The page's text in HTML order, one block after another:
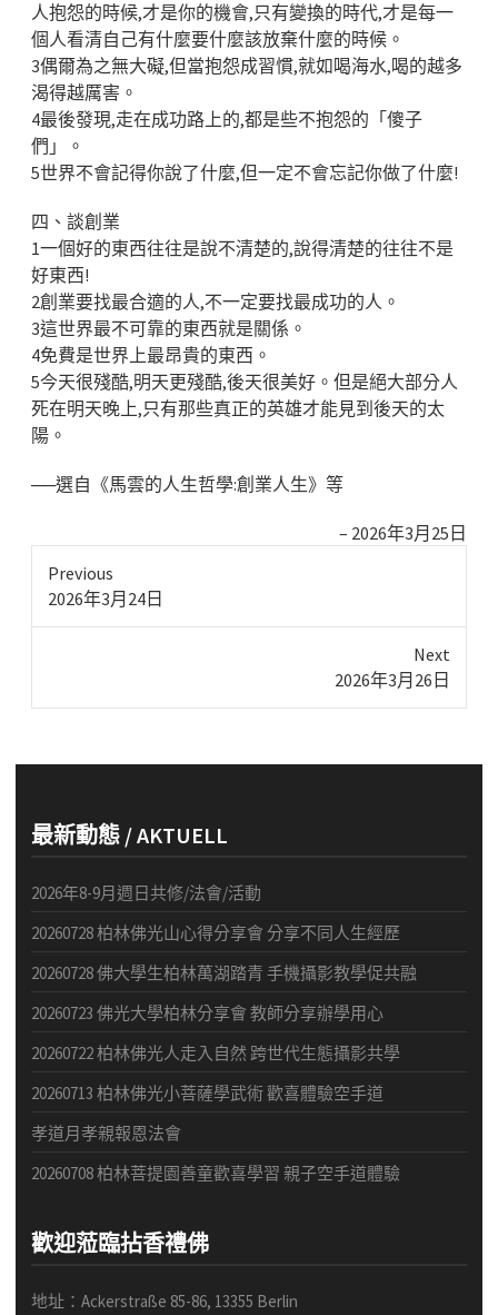
人抱怨的時候,才是你的機會,只有變換的時代,才是每一
個人看清自己有什麼要什麼該放棄什麼的時候。
3偶爾為之無大礙,但當抱怨成習慣,就如喝海水,喝的越多
渴得越厲害。
4最後發現,走在成功路上的,都是些不抱怨的「傻子
們」。
5世界不會記得你說了什麼,但一定不會忘記你做了什麼!
四、談創業
1一個好的東西往往是說不清楚的,說得清楚的往往不是
好東西!
2創業要找最合適的人,不一定要找最成功的人。
3這世界最不可靠的東西就是關係。
4免費是世界上最昂貴的東西。
5今天很殘酷,明天更殘酷,後天很美好。但是絕大部分人
死在明天晚上,只有那些真正的英雄才能見到後天的太
陽。
──選自《馬雲的人生哲學:創業人生》等
2026年3月25日
Previous
Previous
2026年3月24日
Next
2026年3月26日
最新動態 / AKTUELL
2026年8-9月週日共修/法會/活動
20260728 柏林佛光山心得分享會 分享不同人生經歷
20260728 佛大學生柏林萬湖踏青 手機攝影教學促共融
20260723 佛光大學柏林分享會 教師分享辦學用心
20260722 柏林佛光人走入自然 跨世代生態攝影共學
20260713 柏林佛光小菩薩學武術 歡喜體驗空手道
孝道月孝親報恩法會
20260708 柏林菩提園善童歡喜學習 親子空手道體驗
歡迎蒞臨拈香禮佛
地址：Ackerstraße 85-86, 13355 Berlin